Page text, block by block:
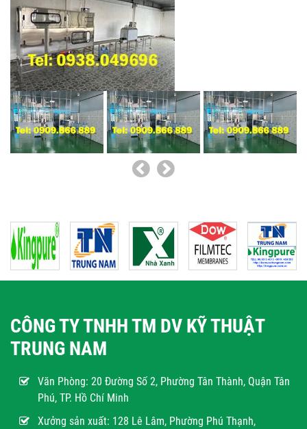
Sử Dụng Máy Lọc Nước...
Máy lọc nước nóng lạnh trực tiếp là một sản
phẩm cực kỳ hữu ích...
Tác hại của nước cứng...
Nước cứng sẽ gây ra nhiều vấn đề với đời sống và
sức khoẻ của...
Top 10+ máy lọc nước...
mắc của nhiều khách...
CÔNG TY TNHH TM DV KỸ THUẬT
TRUNG NAM
Văn Phòng: 20 Đường Số 2, Phường Tân Thành, Quận Tân
Phú, TP. Hồ Chí Minh
Xưởng sản xuất: 128 Lê Lâm, Phường Phú Thạnh,